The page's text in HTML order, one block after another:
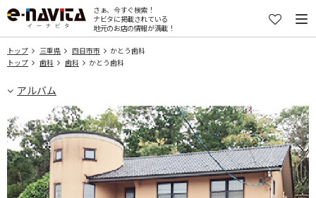
さぁ、今すぐ検索！
ナビタに掲載されている
地元のお店の情報が満載！
トップ 三重県 四日市市
かとう歯科
トップ
歯科 歯科 かとう歯科
アルバム